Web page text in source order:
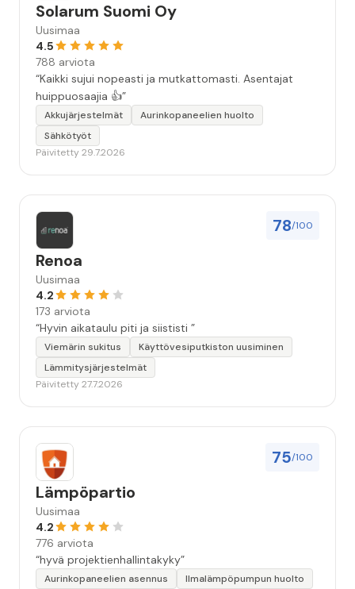
Solarum Suomi Oy
Uusimaa
4.5
788 arviota
“Kaikki sujui nopeasti ja mutkattomasti. Asentajat
huippuosaajia 👍”
Akkujärjestelmät
Aurinkopaneelien huolto
Sähkötyöt
Päivitetty 29.7.2026
78/100
Renoa
Uusimaa
4.2
173 arviota
“Hyvin aikataulu piti ja siististi ”
Viemärin sukitus
Käyttövesiputkiston uusiminen
Lämmitysjärjestelmät
Päivitetty 27.7.2026
75/100
Lämpöpartio
Uusimaa
4.2
776 arviota
“hyvä projektienhallintakyky”
Aurinkopaneelien asennus Ilmalämpöpumpun huolto